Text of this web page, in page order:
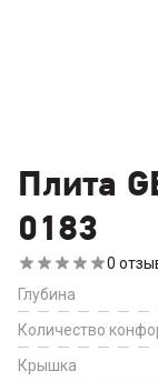
Плита
0183
0
Глубина
Количество
Крышка